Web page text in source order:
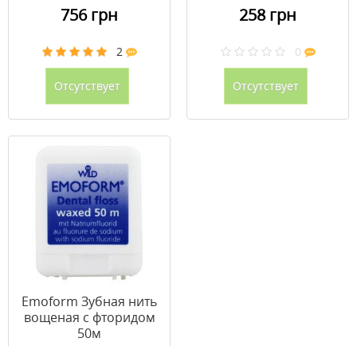
756 грн
2
Отсутствует
258 грн
0
Отсутствует
Emoform Зубная нить
вощеная с фторидом
50м